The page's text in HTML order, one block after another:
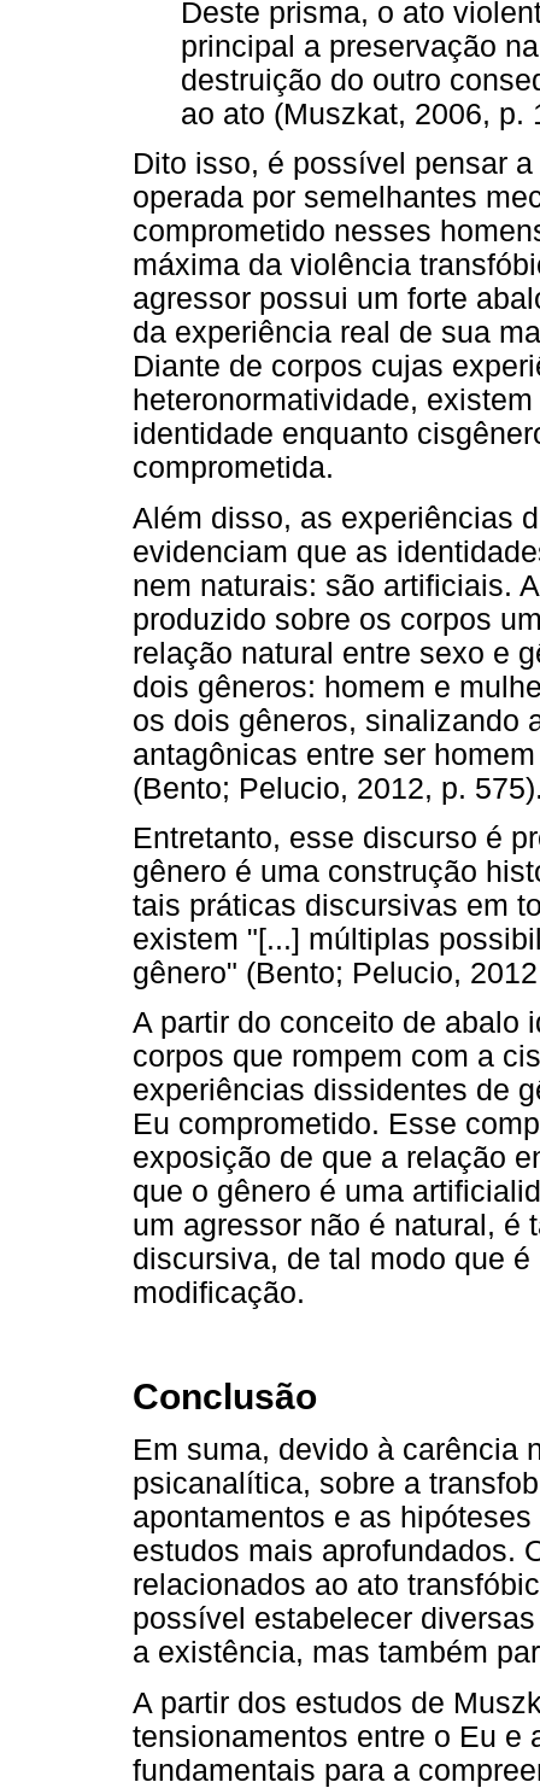
Deste prisma, o ato
principal a preservação
destruição do outro
ao ato (Muszkat, 2006, p.
Dito isso, é possível pensar
operada por semelhantes
comprometido nesses
máxima da violência
agressor possui um forte
da experiência real de sua
Diante de corpos cujas
heteronormatividade,
identidade enquanto
comprometida.
Além disso, as experiências
evidenciam que as
nem naturais: são artificiais.
produzido sobre os corpos
relação natural entre sexo e
dois gêneros: homem e
os dois gêneros, sinalizando
antagônicas entre ser
(Bento; Pelucio, 2012, p.
Entretanto, esse discurso é
gênero é uma construção
tais práticas discursivas em
existem "[...] múltiplas
gênero" (Bento; Pelucio,
A partir do conceito de abalo
corpos que rompem com a
experiências dissidentes de
Eu comprometido. Esse
exposição de que a relação
que o gênero é uma
um agressor não é natural, é
discursiva, de tal modo que
modificação.
Conclusão
Em suma, devido à carência
psicanalítica, sobre a
apontamentos e as
estudos mais aprofundados.
relacionados ao ato
possível estabelecer
a existência, mas também
A partir dos estudos de
tensionamentos entre o Eu e
fundamentais para a